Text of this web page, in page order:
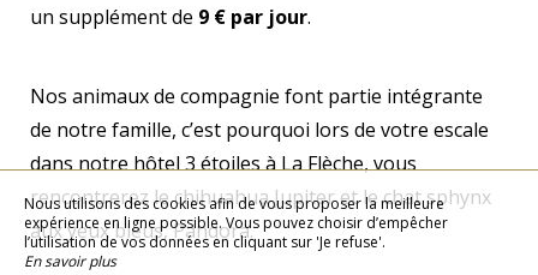
un supplément de 9 € par jour.
Nos animaux de compagnie font partie intégrante
de notre famille, c’est pourquoi lors de votre escale
dans notre hôtel 3 étoiles à La Flèche, vous
rencontrerez le chihuahua Jupiter et le chat sphynx
aux yeux bleus, Pandora.
Nous utilisons des cookies afin de vous proposer la meilleure
expérience en ligne possible. Vous pouvez choisir d’empêcher
l’utilisation de vos données en cliquant sur 'Je refuse'.
En savoir plus